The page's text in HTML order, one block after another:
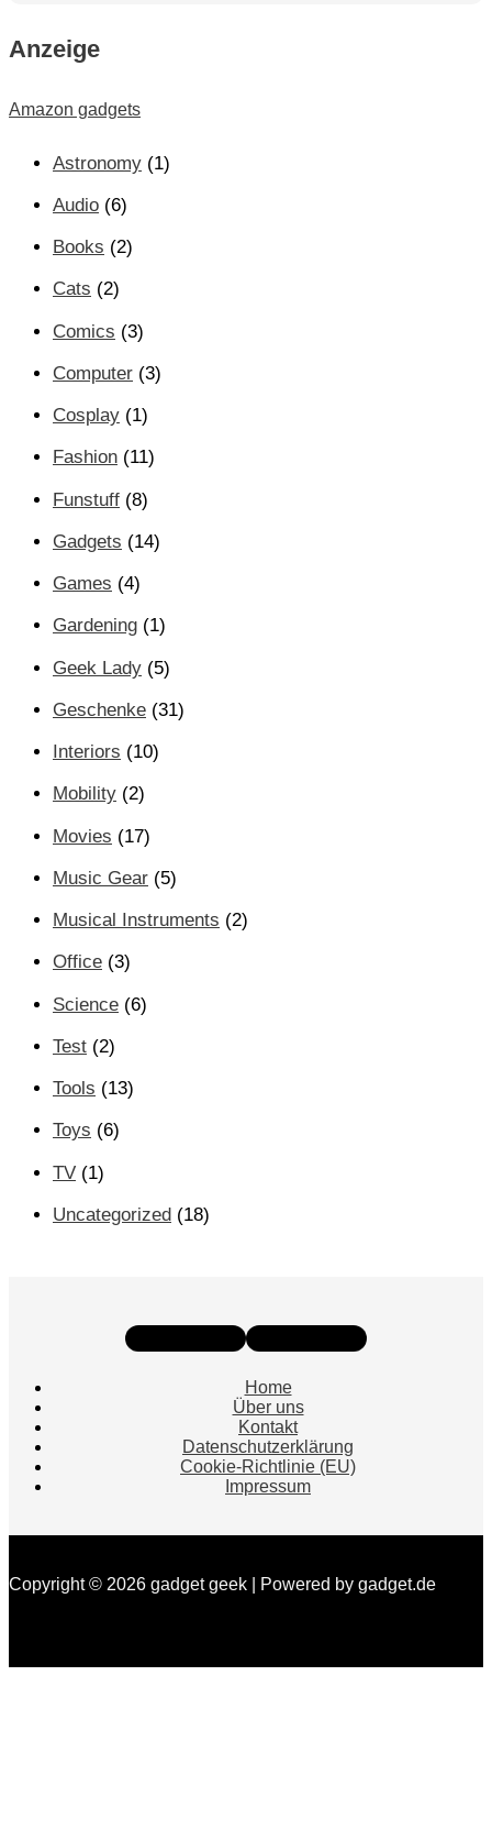
Anzeige
Amazon gadgets
Astronomy (1)
Audio (6)
Books (2)
Cats (2)
Comics (3)
Computer (3)
Cosplay (1)
Fashion (11)
Funstuff (8)
Gadgets (14)
Games (4)
Gardening (1)
Geek Lady (5)
Geschenke (31)
Interiors (10)
Mobility (2)
Movies (17)
Music Gear (5)
Musical Instruments (2)
Office (3)
Science (6)
Test (2)
Tools (13)
Toys (6)
TV (1)
Uncategorized (18)
Home
Über uns
Kontakt
Datenschutzerklärung
Cookie-Richtlinie (EU)
Impressum
Copyright © 2026 gadget geek | Powered by gadget.de